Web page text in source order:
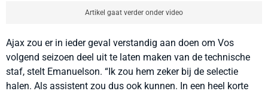
Artikel gaat verder onder video
Ajax zou er in ieder geval verstandig aan doen om Vos
volgend seizoen deel uit te laten maken van de technische
staf, stelt Emanuelson. “Ik zou hem zeker bij de selectie
halen. Als assistent zou dus ook kunnen. In een heel korte